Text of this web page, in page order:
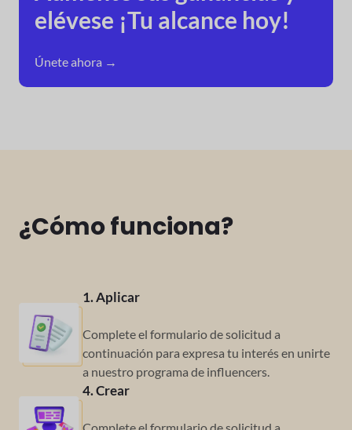
elévese ¡Tu alcance hoy!
Únete ahora →
¿Cómo funciona?
1. Aplicar
Complete el formulario de solicitud a
continuación paraexpresa tu interés en unirte
a nuestro programa de influencers.
4. Crear